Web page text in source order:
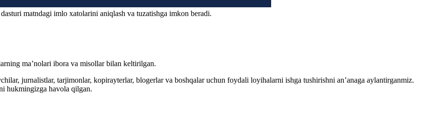
matndagi imlo xatolarini aniqlash va tuzatishga imkon beradi.
ma’nolari ibora va misollar bilan keltirilgan.
jurnalistlar, tarjimonlar, kopirayterlar, blogerlar va boshqalar uchun foydali loyihalarni ishga tushirishni an’anaga aylantirganmiz.
hukmingizga havola qilgan.